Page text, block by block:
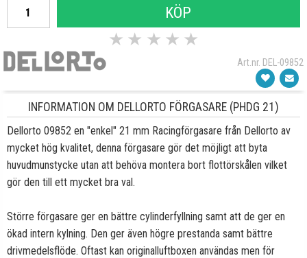
KÖP
★ ★ ★ ★ ★
Art.nr. DEL-09852
INFORMATION OM DELLORTO FÖRGASARE (PHDG 21)
Dellorto 09852 en "enkel" 21 mm Racingförgasare från Dellorto av
mycket hög kvalitet, denna förgasare gör det möjligt att byta
huvudmunstycke utan att behöva montera bort flottörskålen vilket
gör den till ett mycket bra val.
Större förgasare ger en bättre cylinderfyllning samt att de ger en
ökad intern kylning. Den ger även högre prestanda samt bättre
drivmedelsflöde. Oftast kan originalluftboxen användas men för